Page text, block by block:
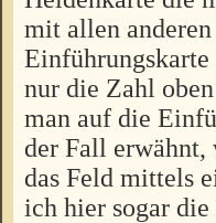
mit allen
nur die Zahl
man auf die
der Fall
das Feld mittels
ich hier sogar